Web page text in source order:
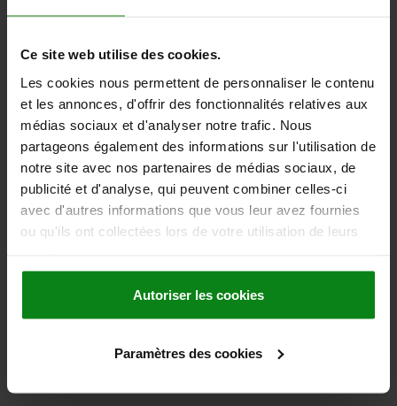
Ce site web utilise des cookies.
Les cookies nous permettent de personnaliser le contenu
et les annonces, d'offrir des fonctionnalités relatives aux
médias sociaux et d'analyser notre trafic. Nous
partageons également des informations sur l'utilisation de
notre site avec nos partenaires de médias sociaux, de
publicité et d'analyse, qui peuvent combiner celles-ci
avec d'autres informations que vous leur avez fournies
ou qu'ils ont collectées lors de votre utilisation de leurs
Autoriser les cookies
Paramètres des cookies
Indexing plungers, steel or stainless steel without
collar, with stainless steel pull ring
from7,26 €
plus sales tax
DETAILS